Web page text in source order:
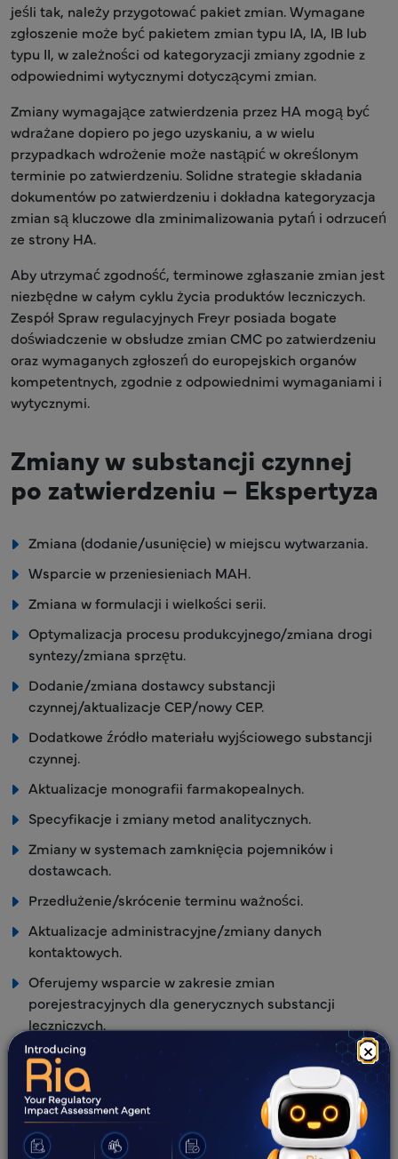
×
jeśli tak, należy przygotować pakiet zmian. Wymagane
zgłoszenie może być pakietem zmian typu IA, IA, IB lub
typu II, w zależności od kategoryzacji zmiany zgodnie z
odpowiednimi wytycznymi dotyczącymi zmian.
Zmiany wymagające zatwierdzenia przez HA mogą być
wdrażane dopiero po jego uzyskaniu, a w wielu
przypadkach wdrożenie może nastąpić w określonym
terminie po zatwierdzeniu. Solidne strategie składania
dokumentów po zatwierdzeniu i dokładna kategoryzacja
zmian są kluczowe dla zminimalizowania pytań i odrzuceń
ze strony HA.
Aby utrzymać zgodność, terminowe zgłaszanie zmian jest
niezbędne w całym cyklu życia produktów leczniczych.
Zespół Spraw regulacyjnych Freyr posiada bogate
doświadczenie w obsłudze zmian CMC po zatwierdzeniu
oraz wymaganych zgłoszeń do europejskich organów
kompetentnych, zgodnie z odpowiednimi wymaganiami i
wytycznymi.
Zmiany w substancji czynnej
po zatwierdzeniu – Ekspertyza
Zmiana (dodanie/usunięcie) w miejscu wytwarzania.
Wsparcie w przeniesieniach MAH.
Zmiana w formulacji i wielkości serii.
Optymalizacja procesu produkcyjnego/zmiana drogi
syntezy/zmiana sprzętu.
Dodanie/zmiana dostawcy substancji
czynnej/aktualizacje CEP/nowy CEP.
Dodatkowe źródło materiału wyjściowego substancji
czynnej.
Aktualizacje monografii farmakopealnych.
Specyfikacje i zmiany metod analitycznych.
Zmiany w systemach zamknięcia pojemników i
dostawcach.
Przedłużenie/skrócenie terminu ważności.
Aktualizacje administracyjne/zmiany danych
kontaktowych.
Oferujemy wsparcie w zakresie zmian
porejestracyjnych dla generycznych substancji
leczniczych.
Ponadto, Freyr oferuje producentom produktów
leczniczych następujące usługi:
Wsparcie w zakresie kontroli zmian i ocena zmian.